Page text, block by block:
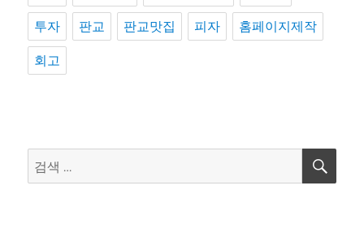
투자 판교 판교맛집 피자 홈페이지제작
회고
검
색:
검